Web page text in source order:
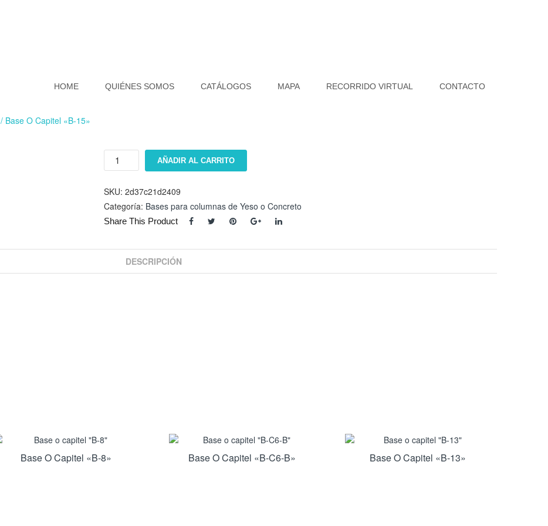
HOME QUIÉNES SOMOS CATÁLOGOS MAPA RECORRIDO VIRTUAL CONTACTO
/ Base O Capitel «B-15»
Base
"B-
15"
cantidad
AÑADIR AL CARRITO
SKU: 2d37c21d2409
Categoría: Bases para columnas de Yeso o Concreto
Share This Product
DESCRIPCIÓN
Base O Capitel «B-8» Base O Capitel «B-C6-B» Base O Capitel «B-13»